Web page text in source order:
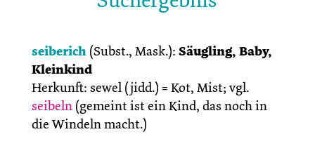
seiberich(Subst., Mask.): Säugling, Baby,
Kleinkind
Herkunft: sewel (jidd.) = Kot, Mist; vgl.
seibeln(gemeint ist ein Kind, das noch in
die Windeln macht.)